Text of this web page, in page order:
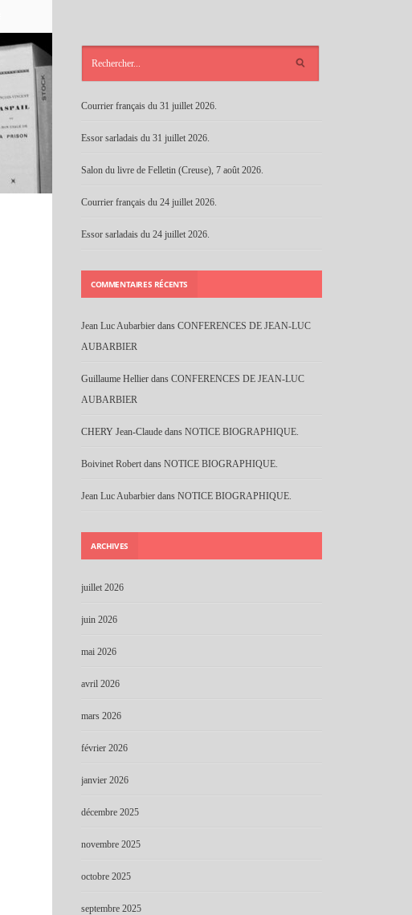
Courrier français du 31 juillet 2026.
Essor sarladais du 31 juillet 2026.
Salon du livre de Felletin (Creuse), 7 août 2026.
Courrier français du 24 juillet 2026.
Essor sarladais du 24 juillet 2026.
COMMENTAIRES RÉCENTS
Jean Luc Aubarbier dans CONFERENCES DE JEAN-LUC
AUBARBIER
Guillaume Hellier dans CONFERENCES DE JEAN-LUC
AUBARBIER
CHERY Jean-Claude dans NOTICE BIOGRAPHIQUE.
Boivinet Robert dans NOTICE BIOGRAPHIQUE.
Jean Luc Aubarbier dans NOTICE BIOGRAPHIQUE.
ARCHIVES
juillet 2026
juin 2026
mai 2026
avril 2026
mars 2026
février 2026
janvier 2026
décembre 2025
novembre 2025
octobre 2025
septembre 2025